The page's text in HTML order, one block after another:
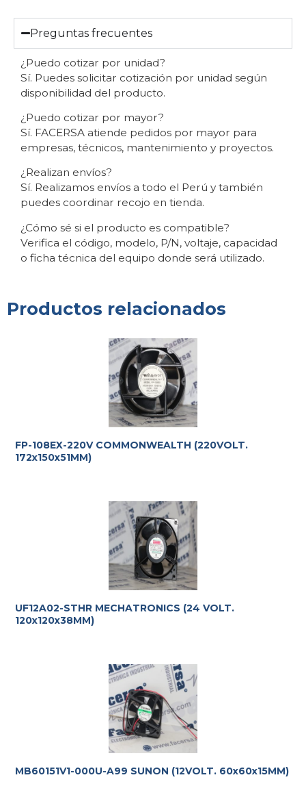
Preguntas frecuentes
¿Puedo cotizar por unidad?
Sí. Puedes solicitar cotización por unidad según
disponibilidad del producto.
¿Puedo cotizar por mayor?
Sí. FACERSA atiende pedidos por mayor para
empresas, técnicos, mantenimiento y proyectos.
¿Realizan envíos?
Sí. Realizamos envíos a todo el Perú y también
puedes coordinar recojo en tienda.
¿Cómo sé si el producto es compatible?
Verifica el código, modelo, P/N, voltaje, capacidad
o ficha técnica del equipo donde será utilizado.
Productos relacionados
FP-108EX-220V COMMONWEALTH (220VOLT.
172x150x51MM)
UF12A02-STHR MECHATRONICS (24 VOLT.
120x120x38MM)
MB60151V1-000U-A99 SUNON (12VOLT. 60x60x15MM)